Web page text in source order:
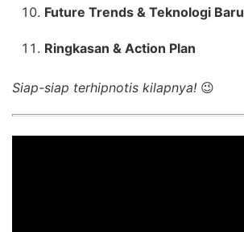
Future Trends & Teknologi Baru
Ringkasan & Action Plan
Siap-siap terhipnotis kilapnya! 😉